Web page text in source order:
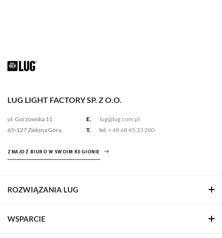
LUG LIGHT FACTORY SP. Z O.O.
ul. Gorzowska 11
65-127 Zielona Góra
E.
lug@lug.com.pl
T.
tel. + 48 68 45 33 200
ZNAJDŹ BIURO W SWOIM REGIONIE
ROZWIĄZANIA LUG
WSPARCIE